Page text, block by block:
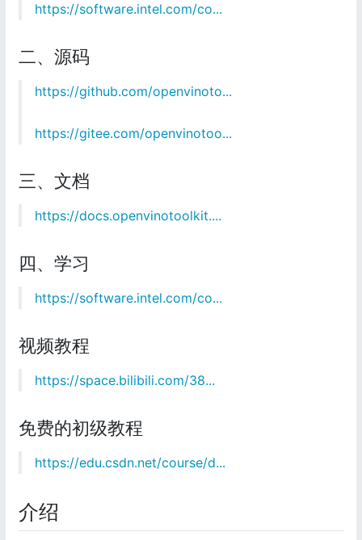
https://software.intel.com/co...
二、源码
https://github.com/openvinoto...
https://gitee.com/openvinotoo...
三、文档
https://docs.openvinotoolkit....
四、学习
https://software.intel.com/co...
视频教程
https://space.bilibili.com/38...
免费的初级教程
https://edu.csdn.net/course/d...
介绍